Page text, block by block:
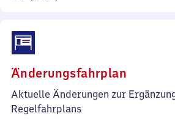
Änderungsfahrplan
372
Aktuelle Änderungen zur
Regelfahrplans